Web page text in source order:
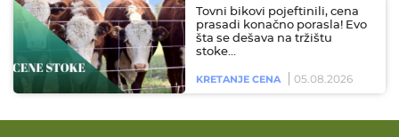
Tovni bikovi pojeftinili, cena
prasadi konačno porasla! Evo
šta se dešava na tržištu
stoke…
KRETANJE CENA 05.08.2026